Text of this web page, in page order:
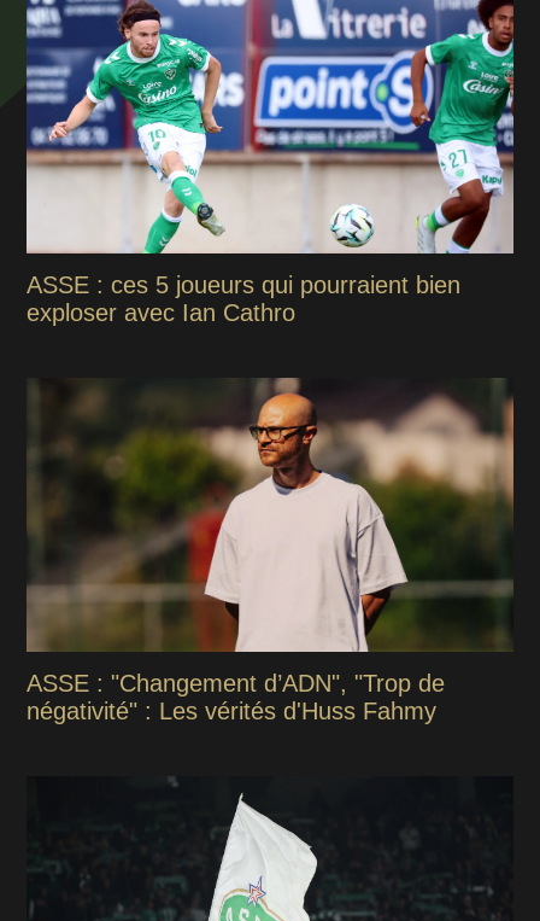
ASSE : ces 5 joueurs qui pourraient bien
exploser avec Ian Cathro
ASSE : "Changement d’ADN", "Trop de
négativité" : Les vérités d'Huss Fahmy